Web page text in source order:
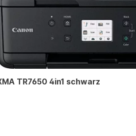
TR7650 4in1 schwarz